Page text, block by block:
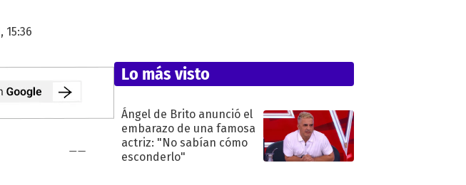
15:36
Lo más visto
Ángel de Brito anunció el
embarazo de una famosa
actriz: "No sabían cómo
esconderlo"